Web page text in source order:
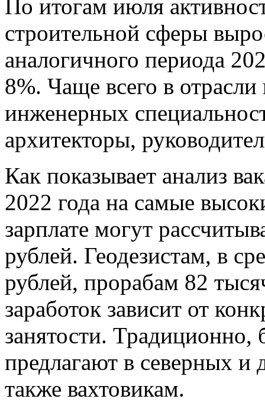
По итогам июля
строительной сферы
аналогичного периода
8%. Чаще всего в
инженерных
архитекторы,
Как показывает анализ
2022 года на самые
зарплате могут
рублей. Геодезистам, в
рублей, прорабам 82
заработок зависит от
занятости. Традиционно,
предлагают в северных и
также вахтовикам.